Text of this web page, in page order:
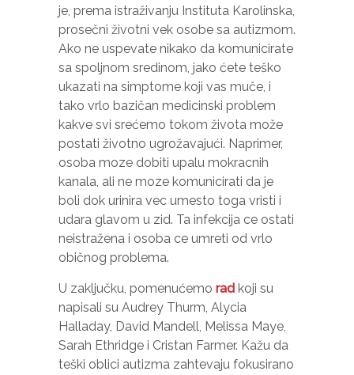
je, prema istraživanju Instituta Karolinska,
prosečni životni vek osobe sa autizmom.
Ako ne uspevate nikako da komunicirate
sa spoljnom sredinom, jako ćete teško
ukazati na simptome koji vas muče, i
tako vrlo bazičan medicinski problem
kakve svi srećemo tokom života može
postati životno ugrožavajući. Naprimer,
osoba moze dobiti upalu mokracnih
kanala, ali ne moze komunicirati da je
boli dok urinira vec umesto toga vristi i
udara glavom u zid. Ta infekcija ce ostati
neistražena i osoba ce umreti od vrlo
običnog problema.
U zaključku, pomenućemo rad koji su
napisali su Audrey Thurm, Alycia
Halladay, David Mandell, Melissa Maye,
Sarah Ethridge i Cristan Farmer. Kažu da
teški oblici autizma zahtevaju fokusirano